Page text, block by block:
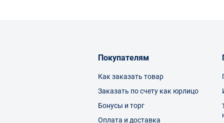
Покупателям
Как заказать товар
Заказать по счету как юрлицо
Бонусы и торг
Оплата и доставка